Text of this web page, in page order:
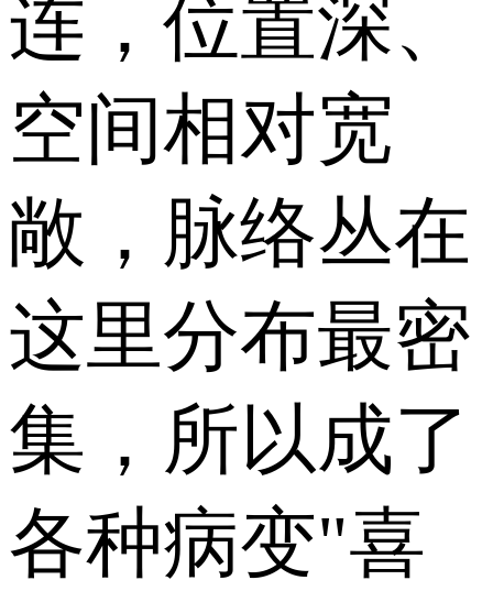
连，位置深、
空间相对宽
敞，脉络丛在
这里分布最密
集，所以成了
各种病变"喜